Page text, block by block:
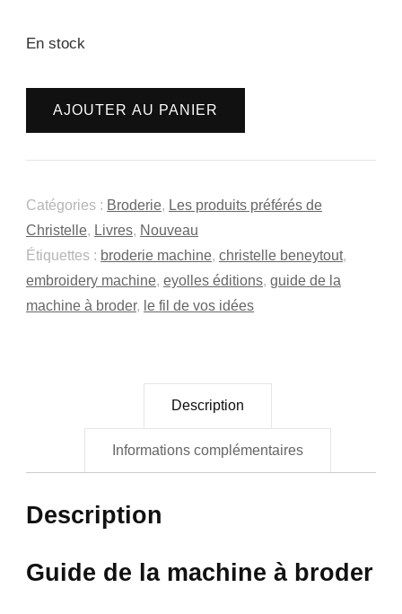
En stock
quantité
La
Machine
à
Broder
AJOUTER AU PANIER
Catégories : Broderie, Les produits préférés de
Christelle, Livres, Nouveau
Étiquettes : broderie machine, christelle beneytout,
embroidery machine, eyolles éditions, guide de la
machine à broder, le fil de vos idées
Description
Informations complémentaires
Description
Guide de la machine à broder